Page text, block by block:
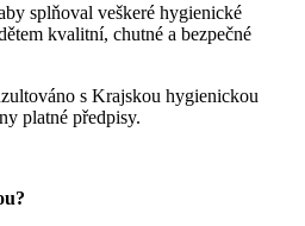
splňoval veškeré hygienické
kvalitní, chutné a bezpečné
s Krajskou hygienickou
platné předpisy.